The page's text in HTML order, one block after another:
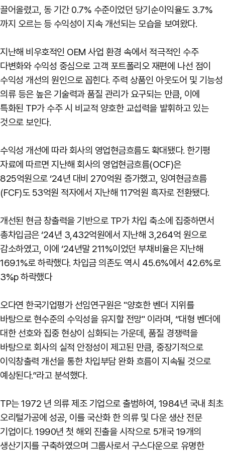
끌어올렸고, 동 기간 0.7% 수준이었던 당기순이익율도 3.7%
까지 오르는 등 수익성이 지속 개선되는 모습을 보여왔다.
지난해 비우호적인 OEM 사업 환경 속에서 적극적인 수주
다변화와 수익성 중심으로 고객 포트폴리오 재편에 나선 점이
수익성 개선의 원인으로 꼽힌다. 주력 상품인 아웃도어 및 기능성
의류 등은 높은 기술력과 품질 관리가 요구되는 만큼, 이에
특화된 TP가 수주 시 비교적 양호한 교섭력을 발휘하고 있는
것으로 보인다.
수익성 개선에 따라 회사의 영업현금흐름도 확대됐다. 한기평
자료에 따르면 지난해 회사의 영업현금흐름(OCF)은
825억원으로 ‘24년 대비 270억원 증가했고, 잉여현금흐름
(FCF)도 53억원 적자에서 지난해 117억원 흑자로 전환됐다.
개선된 현금 창출력을 기반으로 TP가 차입 축소에 집중하면서
총차입금은 ‘24년 3,432억원에서 지난해 3,264억 원으로
감소하였고, 이에 ‘24년말 211%이었던 부채비율은 지난해
169.1%로 하락했다. 차입금 의존도 역시 45.6%에서 42.6%로
3%p 하락했다
오다연 한국기업평가 선임연구원은 "양호한 벤더 지위를
바탕으로 현수준의 수익성을 유지할 전망" 이라며, “대형 벤더에
대한 선호와 집중 현상이 심화되는 가운데, 품질 경쟁력을
바탕으로 회사의 실적 안정성이 제고된 만큼, 중장기적으로
이익창출력 개선을 통한 차입부담 완화 흐름이 지속될 것으로
예상된다.”라고 분석했다.
TP는 1972 년 의류 제조 기업으로 출범하여, 1984년 국내 최초
오리털가공에 성공, 이를 국산화 한 의류 및 다운 생산 전문
기업이다. 1990년 첫 해외 진출을 시작으로 5개국 19개의
생산기지를 구축하였으며 그룹사로서 구스다운으로 유명한